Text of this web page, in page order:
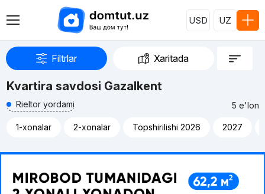
USD UZ
Filtrlar Xaritada
Kvartira savdosi Gazalkent
5 e'lon
Rieltor yordami
1-xonalar 2-xonalar Topshirilishi 2026 2027